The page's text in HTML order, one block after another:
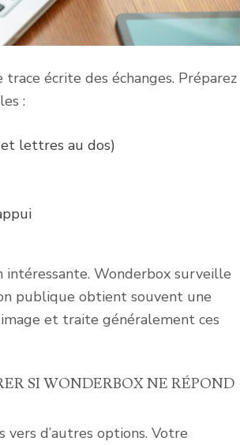
écrite des échanges. Préparez
:
lettres au dos)
Wonderbox surveille
publique obtient souvent une
et traite généralement ces
SI WONDERBOX NE RÉPOND
vers d’autres options. Votre